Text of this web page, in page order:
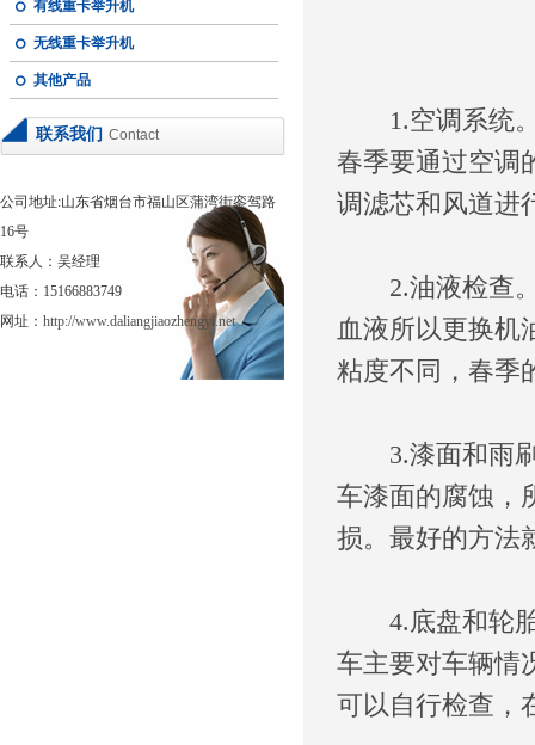
有线重卡举升机
无线重卡举升机
其他产品
联系我们 Contact
公司地址:山东省烟台市福山区蒲湾街銮驾路
16号
联系人：吴经理
电话：15166883749
网址： http://www.daliangjiaozhengyi.net
1.空调系统。
春季要通过空调
调滤芯和风道进
2.油液检查。
血液所以更换机
粘度不同，春季
3.漆面和雨刷
车漆面的腐蚀，
损。最好的方法
4.底盘和轮胎
车主要对车辆情
可以自行检查，